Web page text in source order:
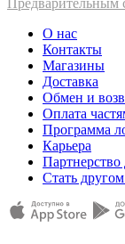
О нас
Контакты
Магазины
Доставка
Обмен и
Оплата
Программа
Карьера
Партнерство
Стать